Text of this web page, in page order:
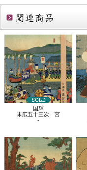
関連商品
国輝
末広五十三次 宮
-